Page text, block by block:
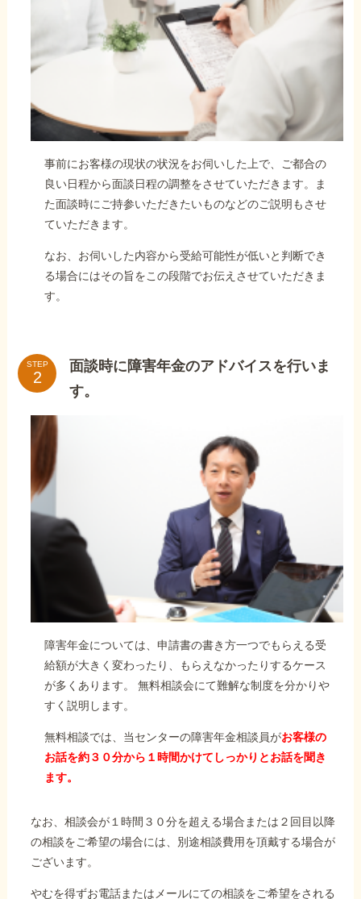
事前にお客様の現状の状況をお伺いした上で、ご都合の
良い日程から面談日程の調整をさせていただきます。ま
た面談時にご持参いただきたいものなどのご説明もさせ
ていただきます。
なお、お伺いした内容から受給可能性が低いと判断でき
る場合にはその旨をこの段階でお伝えさせていただきま
す。
STEP
面談時に障害年金のアドバイスを行いま
す。
障害年金については、申請書の書き方一つでもらえる受
給額が大きく変わったり、もらえなかったりするケース
が多くあります。 無料相談会にて難解な制度を分かりや
すく説明します。
無料相談では、当センターの障害年金相談員がお客様の
お話を約３０分から１時間かけてしっかりとお話を聞き
ます。
なお、相談会が１時間３０分を超える場合または２回目以降
の相談をご希望の場合には、別途相談費用を頂戴する場合が
ございます。
やむを得ずお電話またはメールにての相談をご希望をされる